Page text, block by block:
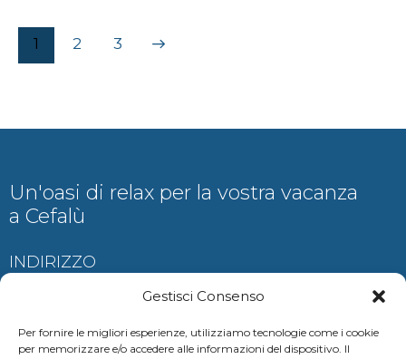
Gestisci Consenso
Per fornire le migliori esperienze, utilizziamo tecnologie come i cookie
per memorizzare e/o accedere alle informazioni del dispositivo. Il
1 2 3
Un'oasi di relax per la vostra vacanza
a Cefalù
INDIRIZZO
Contrada Ogliastrillo, Cefalù